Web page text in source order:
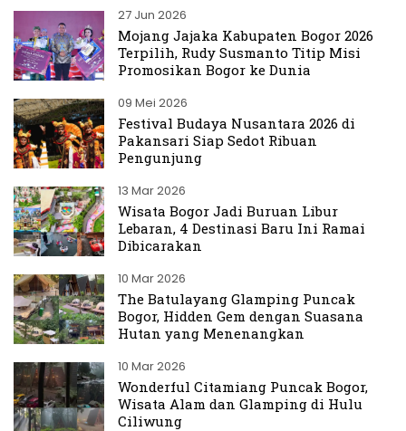
27 Jun 2026
Mojang Jajaka Kabupaten Bogor 2026
Terpilih, Rudy Susmanto Titip Misi
Promosikan Bogor ke Dunia
09 Mei 2026
Festival Budaya Nusantara 2026 di
Pakansari Siap Sedot Ribuan
Pengunjung
13 Mar 2026
Wisata Bogor Jadi Buruan Libur
Lebaran, 4 Destinasi Baru Ini Ramai
Dibicarakan
10 Mar 2026
The Batulayang Glamping Puncak
Bogor, Hidden Gem dengan Suasana
Hutan yang Menenangkan
10 Mar 2026
Wonderful Citamiang Puncak Bogor,
Wisata Alam dan Glamping di Hulu
Ciliwung